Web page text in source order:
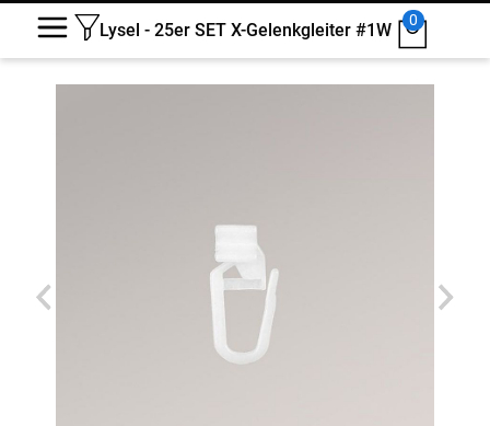
Lysel - 25er SET X-Gelenkgleiter #1W
0